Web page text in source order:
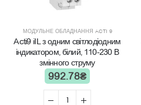
МОДУЛЬНЕ ОБЛАДНАННЯ ACTI 9
Acti9 iIL з одним світлодіодним
індикатором, білий, 110-230 В
змінного струму
992.78₴